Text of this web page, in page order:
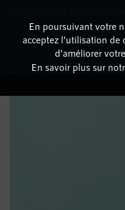
DÉTAILS
En poursuivant votre
acceptez l’utilisation
d’améliorer
En savoir plus sur
Non merci